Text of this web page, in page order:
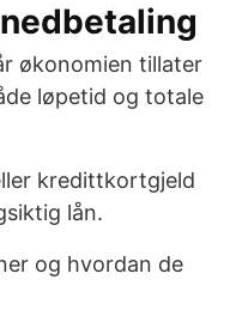
økonomien tillater
løpetid og totale
kredittkortgjeld
lån.
og hvordan de